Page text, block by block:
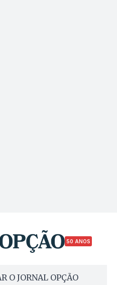
50 ANOS
O JORNAL OPÇÃO